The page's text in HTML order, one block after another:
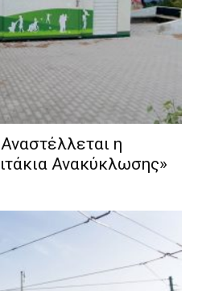
η
Ανακύκλωσης»